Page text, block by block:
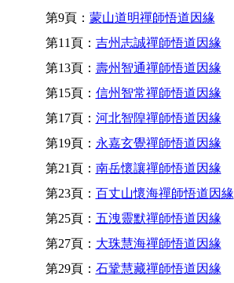
第9頁： 蒙山道明禪師悟道因緣
第11頁： 吉州志誠禪師悟道因緣
第13頁： 壽州智通禪師悟道因緣
第15頁： 信州智常禪師悟道因緣
第17頁： 河北智隍禪師悟道因緣
第19頁： 永嘉玄覺禪師悟道因緣
第21頁： 南岳懷讓禪師悟道因緣
第23頁： 百丈山懷海禪師悟道因緣
第25頁： 五洩靈默禪師悟道因緣
第27頁： 大珠慧海禪師悟道因緣
第29頁： 石鞏慧藏禪師悟道因緣